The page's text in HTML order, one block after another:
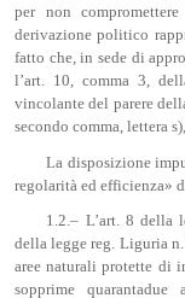
per non
derivazione politico
fatto che, in sede di
l’art. 10, comma 3,
vincolante del parere
secondo comma, lettera
La disposizione
regolarità ed efficienza»
1.2.– L’art. 8 della
della legge reg. Liguria
aree naturali protette di
sopprime